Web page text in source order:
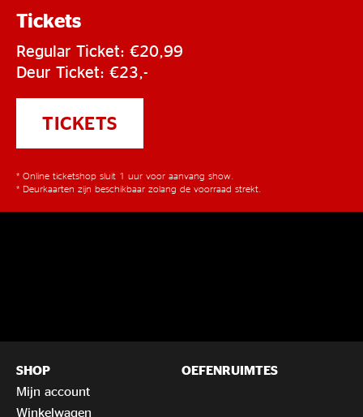
Tickets
Regular Ticket: €20,99
Deur Ticket: €23,-
TICKETS
* Online ticketshop sluit 1 uur voor aanvang show.
* Deurkaarten zijn beschikbaar zolang de voorraad strekt.
SHOP
Mijn account
Winkelwagen
OEFENRUIMTES